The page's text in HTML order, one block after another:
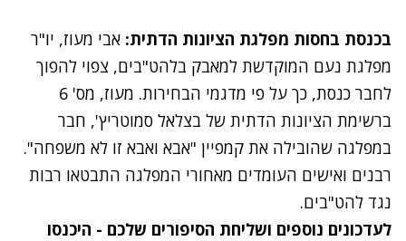
בכנסת בחסות מפלגת הציונות הדתית: אבי מעוז, יו"ר
מפלגת נעם המוקדשת למאבק בלהט"בים, צפוי להפוך
לחבר כנסת, כך על פי מדגמי הבחירות
. מעוז, מס' 6
ברשימת הציונות הדתית של בצלאל סמוטריץ', חבר
במפלגה שהובילה את קמפיין "אבא ואבא זו לא משפחה".
רבנים ואישים העומדים מאחורי המפלגה התבטאו רבות
נגד להט"בים.
לעדכונים נוספים ושליחת הסיפורים שלכם - היכנסו